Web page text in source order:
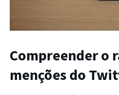
Compreender o
menções do